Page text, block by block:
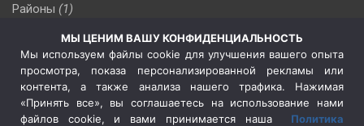
Районы (1)
Сельское хозяйство (3)
Социальная политика
(3)
Спецоперация в Украине
Спецоперация на Украине
(404)
МЫ ЦЕНИМ ВАШУ КОНФИДЕНЦИАЛЬНОСТЬ
Мы используем файлы cookie для улучшения вашего опыта
просмотра, показа персонализированной рекламы или
контента, а также анализа нашего трафика. Нажимая
«Принять все», вы соглашаетесь на использование нами
файлов cookie, и вами принимается наша Политика